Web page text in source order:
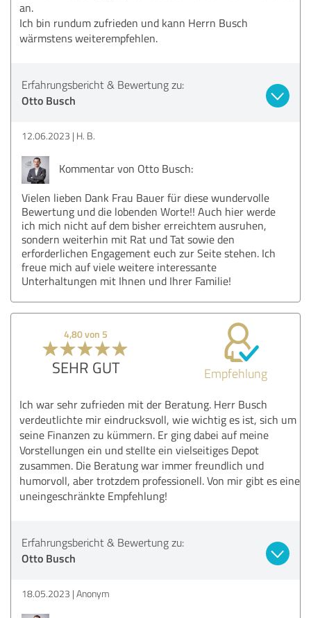
an.
Ich bin rundum zufrieden und kann Herrn Busch
wärmstens weiterempfehlen.
Erfahrungsbericht & Bewertung zu:
Otto Busch
12.06.2023 H. B.
Kommentar von Otto Busch:
Vielen lieben Dank Frau Bauer für diese wundervolle
Bewertung und die lobenden Worte!! Auch hier werde
ich mich nicht auf dem bisher erreichtem ausruhen,
sondern weiterhin mit Rat und Tat sowie den
erforderlichen Engagement euch zur Seite stehen. Ich
freue mich auf viele weitere interessante
Unterhaltungen mit Ihnen und Ihrer Familie!
4,80 von 5
SEHR GUT Empfehlung
Ich war sehr zufrieden mit der Beratung. Herr Busch
verdeutlichte mir eindrucksvoll, wie wichtig es ist, sich um
seine Finanzen zu kümmern. Er ging dabei auf meine
Vorstellungen ein und stellte ein vielseitiges Depot
zusammen. Die Beratung war immer freundlich und
humorvoll, aber trotzdem professionell. Von mir gibt es eine
uneingeschränkte Empfehlung!
Erfahrungsbericht & Bewertung zu:
Otto Busch
18.05.2023 Anonym